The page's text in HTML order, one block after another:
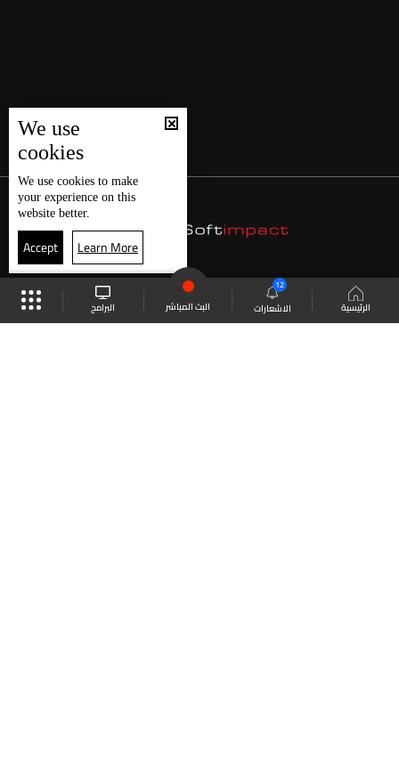
الرئيسية الاشعارات
12
البث المباشر البرامج
We use
cookies
We use cookies to make
your experience on this
website better.
Accept Learn More
موقع البرامج الجدول البث المباشر